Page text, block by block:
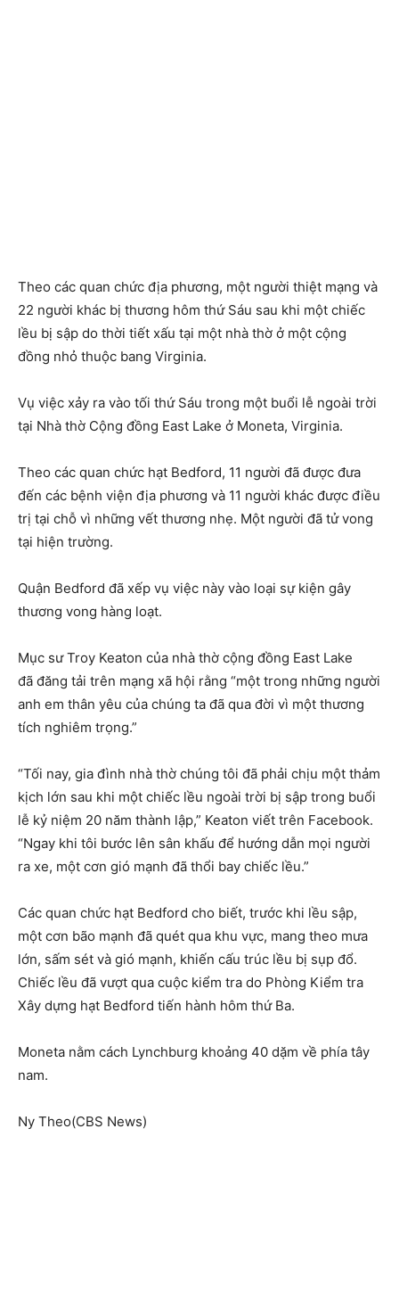
Theo các quan chức địa phương, một người thiệt mạng và
22 người khác bị thương hôm thứ Sáu sau khi một chiếc
lều bị sập do thời tiết xấu tại một nhà thờ ở một cộng
đồng nhỏ thuộc bang Virginia.
Vụ việc xảy ra vào tối thứ Sáu trong một buổi lễ ngoài trời
tại Nhà thờ Cộng đồng East Lake ở Moneta, Virginia.
Theo các quan chức hạt Bedford, 11 người đã được đưa
đến các bệnh viện địa phương và 11 người khác được điều
trị tại chỗ vì những vết thương nhẹ. Một người đã tử vong
tại hiện trường.
Quận Bedford đã xếp vụ việc này vào loại sự kiện gây
thương vong hàng loạt.
Mục sư Troy Keaton của nhà thờ cộng đồng East Lake
đã đăng tải trên mạng xã hội rằng “một trong những người
anh em thân yêu của chúng ta đã qua đời vì một thương
tích nghiêm trọng.”
“Tối nay, gia đình nhà thờ chúng tôi đã phải chịu một thảm
kịch lớn sau khi một chiếc lều ngoài trời bị sập trong buổi
lễ kỷ niệm 20 năm thành lập,” Keaton viết trên Facebook.
“Ngay khi tôi bước lên sân khấu để hướng dẫn mọi người
ra xe, một cơn gió mạnh đã thổi bay chiếc lều.”
Các quan chức hạt Bedford cho biết, trước khi lều sập,
một cơn bão mạnh đã quét qua khu vực, mang theo mưa
lớn, sấm sét và gió mạnh, khiến cấu trúc lều bị sụp đổ.
Chiếc lều đã vượt qua cuộc kiểm tra do Phòng Kiểm tra
Xây dựng hạt Bedford tiến hành hôm thứ Ba.
Moneta nằm cách Lynchburg khoảng 40 dặm về phía tây
nam.
Ny Theo(CBS News)